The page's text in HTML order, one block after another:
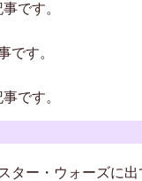
です。
です。
です。
ター・ウォーズに